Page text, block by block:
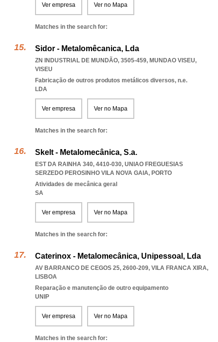
Ver empresa Ver no Mapa
Matches in the search for:
Sidor - Metalomêcanica, Lda
ZN INDUSTRIAL DE MUNDÃO, 3505-459, MUNDAO VISEU,
VISEU
Fabricação de outros produtos metálicos diversos, n.e.
LDA
Ver empresa Ver no Mapa
Matches in the search for:
Skelt - Metalomecânica, S.a.
EST DA RAINHA 340, 4410-030, UNIAO FREGUESIAS
SERZEDO PEROSINHO VILA NOVA GAIA, PORTO
Atividades de mecânica geral
SA
Ver empresa Ver no Mapa
Matches in the search for:
Caterinox - Metalomecânica, Unipessoal, Lda
AV BARRANCO DE CEGOS 25, 2600-209, VILA FRANCA XIRA,
LISBOA
Reparação e manutenção de outro equipamento
UNIP
Ver empresa Ver no Mapa
Matches in the search for: